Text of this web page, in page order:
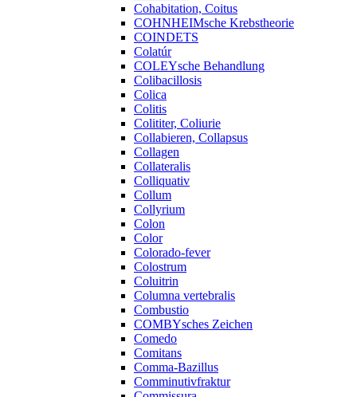
Cohabitation, Coitus
COHNHEIMsche Krebstheorie
COINDETS
Colatúr
COLEYsche Behandlung
Colibacillosis
Colica
Colitis
Colititer, Coliurie
Collabieren, Collapsus
Collagen
Collateralis
Colliquativ
Collum
Collyrium
Colon
Color
Colorado-fever
Colostrum
Coluitrin
Columna vertebralis
Combustio
COMBYsches Zeichen
Comedo
Comitans
Comma-Bazillus
Comminutivfraktur